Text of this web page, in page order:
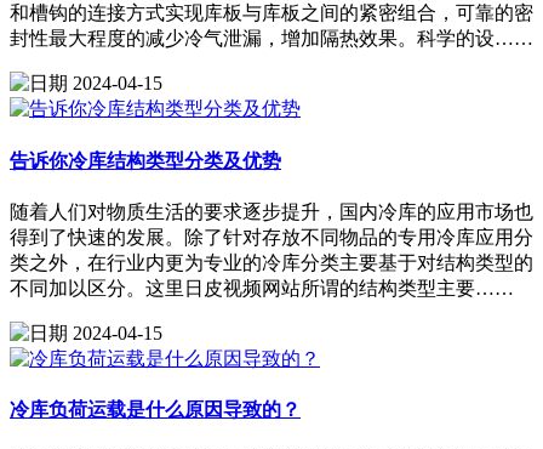
和槽钩的连接方式实现库板与库板之间的紧密组合，可靠的密
封性最大程度的减少冷气泄漏，增加隔热效果。科学的设……
2024-04-15
告诉你冷库结构类型分类及优势
随着人们对物质生活的要求逐步提升，国内冷库的应用市场也
得到了快速的发展。除了针对存放不同物品的专用冷库应用分
类之外，在行业内更为专业的冷库分类主要基于对结构类型的
不同加以区分。这里日皮视频网站所谓的结构类型主要……
2024-04-15
冷库负荷运载是什么原因导致的？